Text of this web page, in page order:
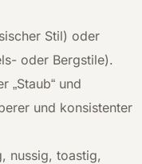
Stil) oder
oder Bergstile).
„Staub“ und
und konsistenter
nussig, toastig,